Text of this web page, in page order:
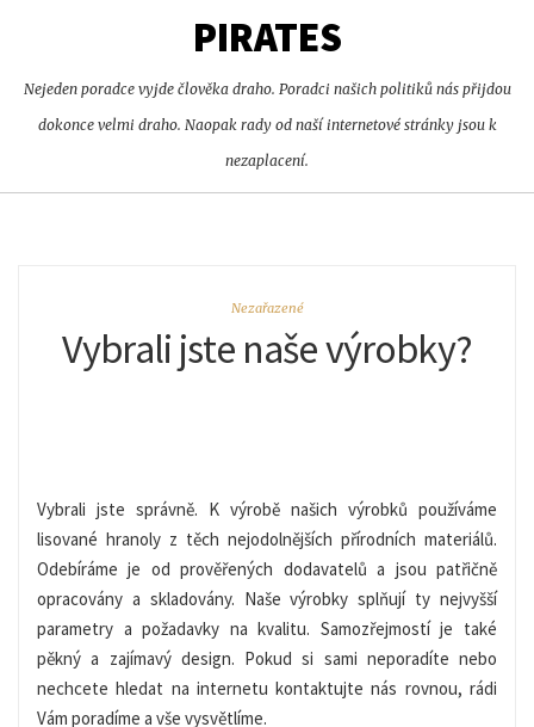
PIRATES
Nejeden poradce vyjde člověka draho. Poradci našich politiků nás přijdou
dokonce velmi draho. Naopak rady od naší internetové stránky jsou k
nezaplacení.
Nezařazené
Vybrali jste naše výrobky?
Vybrali jste správně. K výrobě našich výrobků používáme
lisované hranoly z těch nejodolnějších přírodních materiálů.
Odebíráme je od prověřených dodavatelů a jsou patřičně
opracovány a skladovány. Naše výrobky splňují ty nejvyšší
parametry a požadavky na kvalitu. Samozřejmostí je také
pěkný a zajímavý design. Pokud si sami neporadíte nebo
nechcete hledat na internetu kontaktujte nás rovnou, rádi
Vám poradíme a vše vysvětlíme.